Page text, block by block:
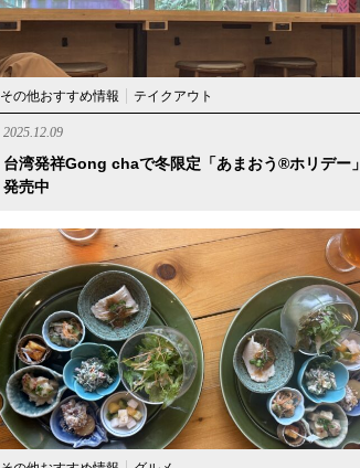
その他おすすめ情報 テイクアウト
2025.12.09
台湾発祥Gong chaで冬限定「あまおう®︎ホリデー」
発売中